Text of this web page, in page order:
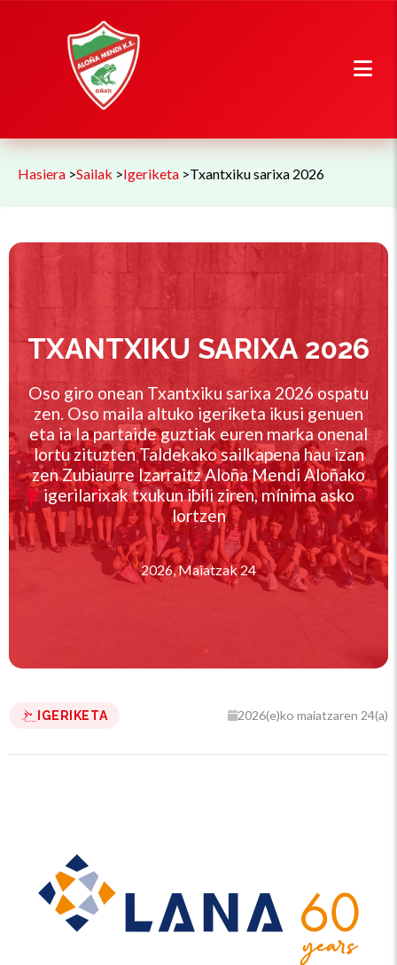
Hasiera >Sailak >Igeriketa >Txantxiku sarixa 2026
TXANTXIKU SARIXA 2026
Oso giro onean Txantxiku sarixa 2026 ospatu
zen. Oso maila altuko igeriketa ikusi genuen
eta ia Ia partaide guztiak euren marka onenal
lortu zituzten Taldekako sailkapena hau izan
zen Zubiaurre Izarraitz Aloña Mendi Aloñako
igerilarixak txukun ibili ziren, mínima asko
lortzen
2026, Maiatzak 24
IGERIKETA 2026(e)ko maiatzaren 24(a)